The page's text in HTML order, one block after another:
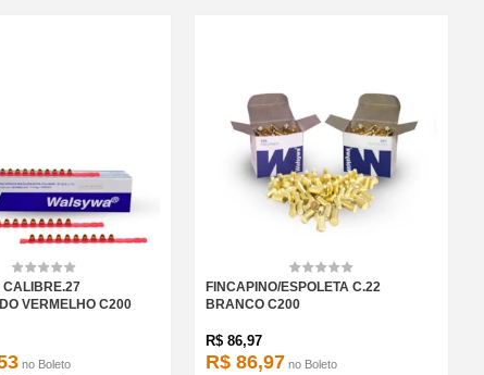
CALIBRE.27
VERMELHO C200
no Boleto
FINCAPINO/ESPOLETA C.22
BRANCO C200
R$ 86,97
R$ 86,97 no Boleto